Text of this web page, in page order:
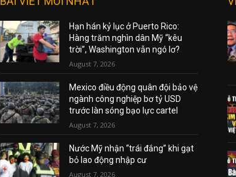
Hạn hán kỷ lục ở Puerto Rico:
Hàng trăm nghìn dân Mỹ “kêu
trời”, Washington vẫn ngó lơ?
August 7, 2026
Mexico điều động quân đội bảo vệ
ngành công nghiệp bơ tỷ USD
trước làn sóng bạo lực cartel
August 7, 2026
Nước Mỹ nhận “trái đắng” khi gạt
bỏ lao động nhập cư
August 7, 2026